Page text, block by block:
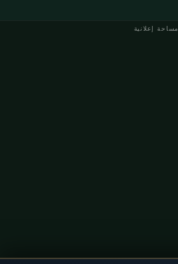
مساحة إعلانية